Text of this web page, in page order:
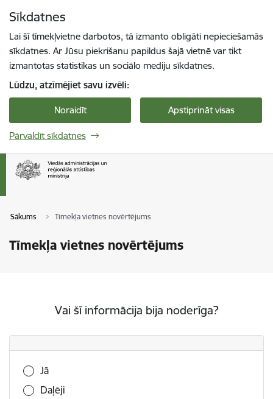
Sīkdatnes
Lai šī tīmekļvietne darbotos, tā izmanto obligāti nepieciešamās
sīkdatnes. Ar Jūsu piekrišanu papildus šajā vietnē var tikt
izmantotas statistikas un sociālo mediju sīkdatnes.
Lūdzu, atzīmējiet savu izvēli:
Noraidīt Apstiprināt visas
Pārvaldīt sīkdatnes
Sākums Tīmekļa vietnes novērtējums
Tīmekļa vietnes novērtējums
Vai šī informācija bija noderīga?
Vai šī informācija bija noderīga?
Jā
Daļēji